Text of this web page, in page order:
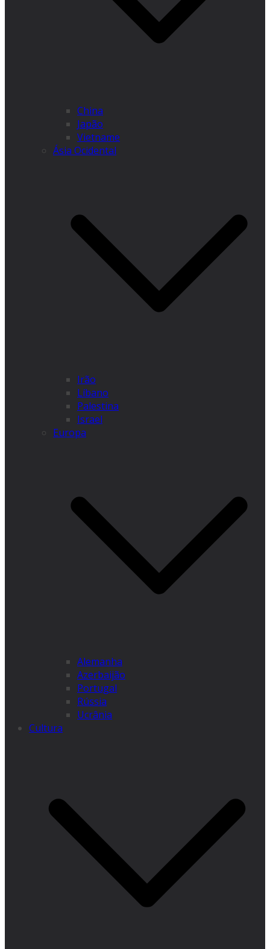
China
Japão
Vietname
Ásia Ocidental
Irão
Líbano
Palestina
Israel
Europa
Alemanha
Azerbaijão
Portugal
Rússia
Ucrânia
Cultura